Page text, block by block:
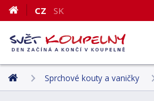
CZ SK
Sprchové kouty a vaničky